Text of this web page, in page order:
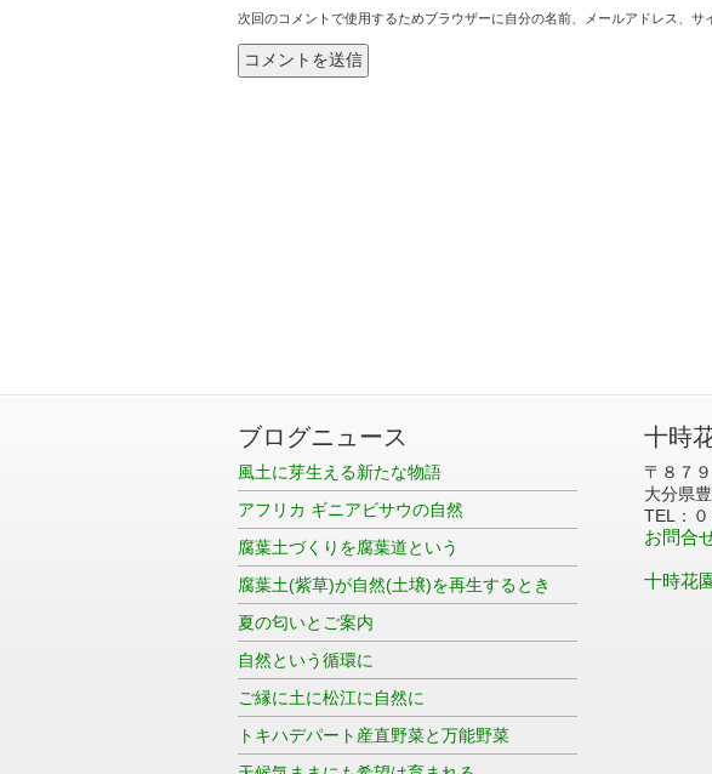
次回のコメントで使用するためブラウザーに自分の名前、メールアドレス、サ
ブログニュース
風土に芽生える新たな物語
アフリカ ギニアビサウの自然
腐葉土づくりを腐葉道という
腐葉土(紫草)が自然(土壌)を再生するとき
夏の匂いとご案内
自然という循環に
ご縁に土に松江に自然に
トキハデパート産直野菜と万能野菜
十時
〒８７
大分県
TEL：
お問合
十時花